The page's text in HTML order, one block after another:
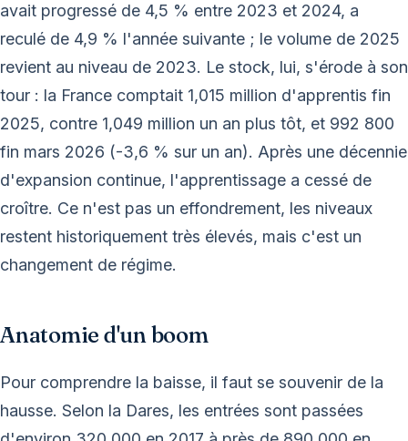
avait progressé de 4,5 % entre 2023 et 2024, a
reculé de 4,9 % l'année suivante ; le volume de 2025
revient au niveau de 2023. Le stock, lui, s'érode à son
tour : la France comptait 1,015 million d'apprentis fin
2025, contre 1,049 million un an plus tôt, et 992 800
fin mars 2026 (-3,6 % sur un an). Après une décennie
d'expansion continue, l'apprentissage a cessé de
croître. Ce n'est pas un effondrement, les niveaux
restent historiquement très élevés, mais c'est un
changement de régime.
Anatomie d'un boom
Pour comprendre la baisse, il faut se souvenir de la
hausse. Selon la Dares, les entrées sont passées